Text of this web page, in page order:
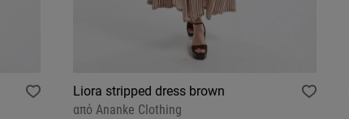
Liora stripped dress brown
από Ananke Clothing